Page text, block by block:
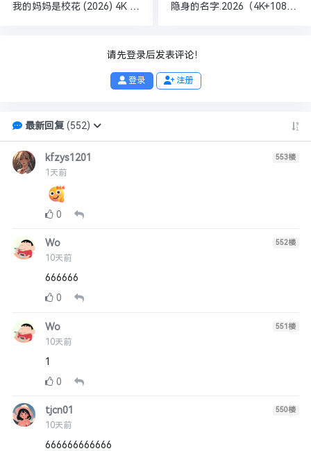
我的妈妈是校花 (2026) 4K 更至24集完结 开心麻花出品 [喜剧 奇幻][邓恩熙 蒋龙 刘琳 刘些宁] 汉语普通话7.2分
隐身的名字.2026（4K+1080P）国语中字【更新中】倪妮+闫妮+[单集283.8mb-2.7g]
请先登录后发表评论！
登录 注册
最新回复( 552)
kfzys1201
1天前
553楼
0
Wo
10天前
552楼
666666
0
Wo
10天前
551楼
1
0
tjcn01
10天前
550楼
666666666666